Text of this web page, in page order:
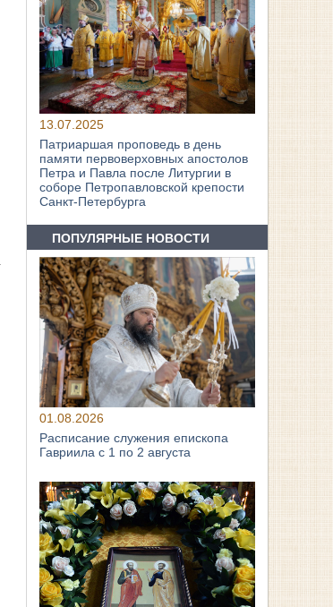
13.07.2025
Патриаршая проповедь в день
памяти первоверховных апостолов
Петра и Павла после Литургии в
соборе Петропавловской крепости
Санкт-Петербурга
ПОПУЛЯРНЫЕ НОВОСТИ
01.08.2026
Расписание служения епископа
Гавриила с 1 по 2 августа